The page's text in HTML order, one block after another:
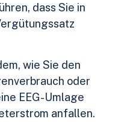
dass Sie in
wie Sie den
oder
EEG-Umlage
anfallen.